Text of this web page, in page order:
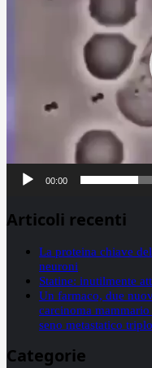
00:00
Articoli recenti
La proteina chiave
neuroni
Statine: inutilmente
Un farmaco, due
carcinoma
seno metastatico
Categorie